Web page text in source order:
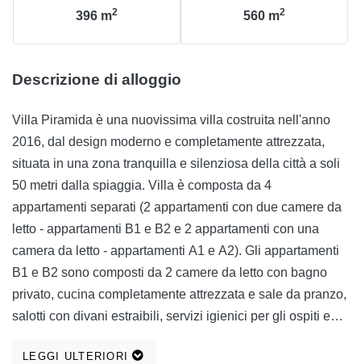
396 m2 560 m2
Descrizione di alloggio
Villa Piramida è una nuovissima villa costruita nell'anno
2016, dal design moderno e completamente attrezzata,
situata in una zona tranquilla e silenziosa della città a soli
50 metri dalla spiaggia. Villa è composta da 4
appartamenti separati (2 appartamenti con due camere da
letto - appartamenti B1 e B2 e 2 appartamenti con una
camera da letto - appartamenti A1 e A2). Gli appartamenti
B1 e B2 sono composti da 2 camere da letto con bagno
privato, cucina completamente attrezzata e sale da pranzo,
salotti con divani estraibili, servizi igienici per gli ospiti e
appartamenti è dotata di aria condizionata e nei bagni c'è il
LEGGI ULTERIORI